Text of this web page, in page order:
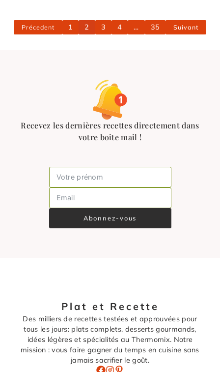
Précedent 1 2 3 4 … 35 Suivant
Recevez les dernières recettes directement dans
votre boîte mail !
Abonnez-vous
Plat et Recette
Des milliers de recettes testées et approuvées pour
tous les jours: plats complets, desserts gourmands,
idées légères et spécialités au Thermomix. Notre
mission : vous faire gagner du temps en cuisine sans
jamais sacrifier le goût.